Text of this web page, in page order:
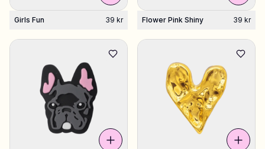
Girls Fun 39 kr Flower Pink Shiny 39 kr